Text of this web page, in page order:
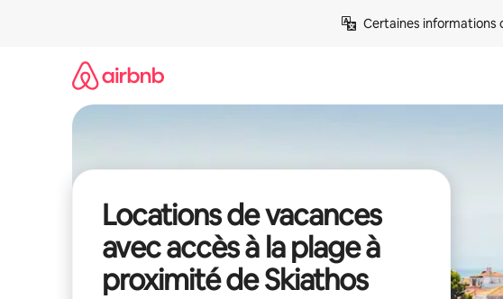
Certaines
Locations de vacances
avec accès à la plage à
proximité de Skiathos